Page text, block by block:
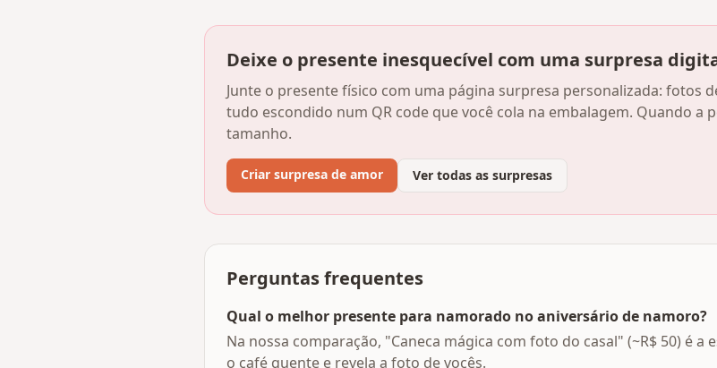
Deixe o presente inesquecível com uma surpresa
Junte o presente físico com uma página surpresa personalizada: fotos
tudo escondido num QR code que você cola na embalagem. Quando a
tamanho.
Criar surpresa de amor Ver todas as surpresas
Perguntas frequentes
Qual o melhor presente para namorado no aniversário de namoro?
Na nossa comparação, "Caneca mágica com foto do casal" (~R$ 50) é
o café quente e revela a foto de vocês.